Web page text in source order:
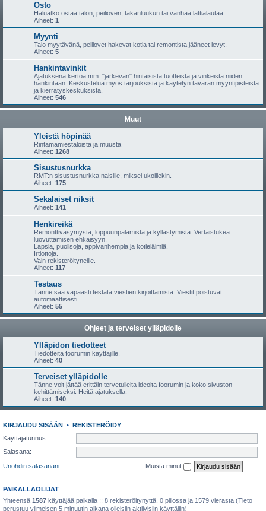
Osto
Haluatko ostaa talon, peilioven, takanluukun tai vanhaa lattialautaa.
Aiheet: 1
Myynti
Talo myytävänä, peiliovet hakevat kotia tai remontista jääneet levyt.
Aiheet: 5
Hankintavinkit
Ajatuksena kertoa mm. "järkevän" hintaisista tuotteista ja vinkeistä niiden
hankintaan. Keskustelua myös tarjouksista ja käytetyn tavaran myyntipisteistä
ja kierrätyskeskuksista.
Aiheet: 546
Muut
Yleistä höpinää
Rintamamiestaloista ja muusta
Aiheet: 1268
Sisustusnurkka
RMT:n sisustusnurkka naisille, miksei ukoillekin.
Aiheet: 175
Sekalaiset niksit
Aiheet: 141
Henkireikä
Remonttiväsymystä, loppuunpalamista ja kyllästymistä. Vertaistukea
luovuttamisen ehkäisyyn.
Lapsia, puolisoja, appivanhempia ja kotieläimiä.
Irtiottoja.
Vain rekisteröityneille.
Aiheet: 117
Testaus
Tänne saa vapaasti testata viestien kirjoittamista. Viestit poistuvat
automaattisesti.
Aiheet: 55
Ohjeet ja terveiset ylläpidolle
Ylläpidon tiedotteet
Tiedotteita foorumin käyttäjille.
Aiheet: 40
Terveiset ylläpidolle
Tänne voit jättää erittäin tervetulleita ideoita foorumin ja koko sivuston
kehittämiseksi. Heitä ajatuksella.
Aiheet: 140
KIRJAUDU SISÄÄN • REKISTERÖIDY
Käyttäjätunnus:
Salasana:
Unohdin salasanani
Muista minut
PAIKALLAOLIJAT
Yhteensä 1587 käyttäjää paikalla :: 8 rekisteröitynyttä, 0 piilossa ja 1579 vierasta (Tieto
perustuu viimeisen 5 minuutin aikana olleisiin aktiivisiin käyttäjiin)